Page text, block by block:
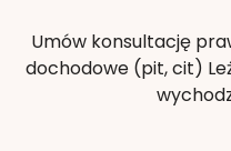
Umów konsultację
dochodowe (pit, cit)